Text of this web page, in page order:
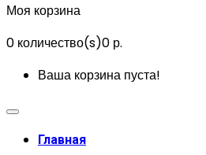
Моя корзина
0 количество(s)0 р.
Ваша корзина пуста!
Главная